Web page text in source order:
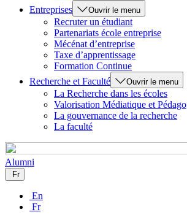
Entreprises
Ouvrir le menu
Recruter un étudiant
Partenariats école entreprise
Mécénat d’entreprise
Taxe d’apprentissage
Formation Continue
Recherche et Faculté
Ouvrir le menu
La Recherche dans les écoles
Valorisation Médiatique et
La gouvernance de la recherche
La faculté
Alumni
Fr
En
Fr